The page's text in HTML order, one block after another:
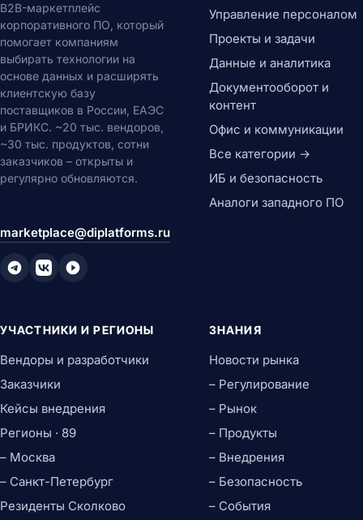
B2B-маркетплейс
корпоративного ПО, который
помогает компаниям
выбирать технологии на
основе данных и расширять
клиентскую базу
поставщиков в России, ЕАЭС
и БРИКС. ~20 тыс. вендоров,
~30 тыс. продуктов, сотни
заказчиков – открыты и
регулярно обновляются.
marketplace@diplatforms.ru
Управление персоналом
Проекты и задачи
Данные и аналитика
Документооборот и
контент
Офис и коммуникации
Все категории →
ИБ и безопасность
Аналоги западного ПО
УЧАСТНИКИ И РЕГИОНЫ
Вендоры и разработчики
Заказчики
Кейсы внедрения
Регионы · 89
– Москва
– Санкт-Петербург
Резиденты Сколково
ЗНАНИЯ
Новости рынка
– Регулирование
– Рынок
– Продукты
– Внедрения
– Безопасность
– События